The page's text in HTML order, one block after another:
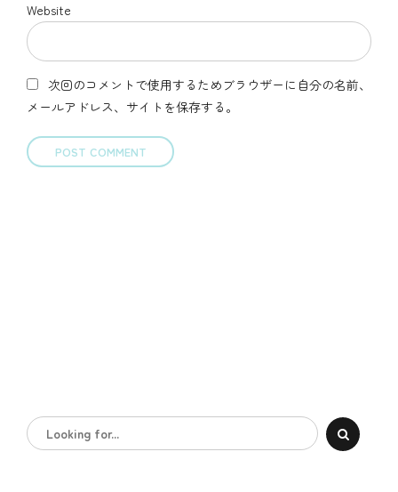
Website
次回のコメントで使用するためブラウザーに自分の名前、
メールアドレス、サイトを保存する。
POST COMMENT